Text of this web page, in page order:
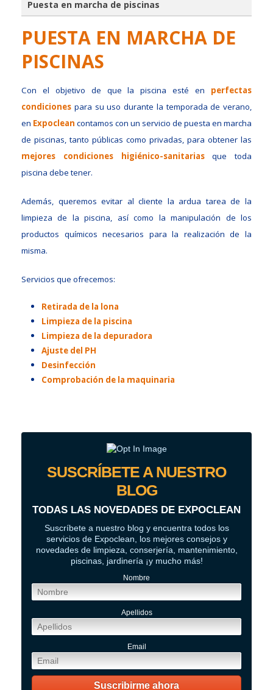
Puesta en marcha de piscinas
PUESTA EN MARCHA DE
PISCINAS
Con el objetivo de que la piscina esté en perfectas
condiciones para su uso durante la temporada de verano,
en Expoclean contamos con un servicio de puesta en marcha
de piscinas, tanto públicas como privadas, para obtener las
mejores condiciones higiénico-sanitariasque toda
piscina debe tener.
Además, queremos evitar al cliente la ardua tarea de la
limpieza de la piscina, así como la manipulación de los
productos químicos necesarios para la realización de la
misma.
Servicios que ofrecemos:
Retirada de la lona
Limpieza de la piscina
Limpieza de la depuradora
Ajuste del PH
Desinfección
Comprobación de la maquinaria
SUSCRÍBETE A NUESTRO
BLOG
TODAS LAS NOVEDADES DE EXPOCLEAN
Suscríbete a nuestro blog y encuentra todos los
servicios de Expoclean, los mejores consejos y
novedades de limpieza, conserjería, mantenimiento,
piscinas, jardinería ¡y mucho más!
Nombre
Apellidos
Email